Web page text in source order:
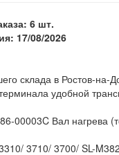
6 шт.
17/08/2026
склада в Ростов-на-
удобной
00003C Вал нагрева
3710/ 3700/ SL-